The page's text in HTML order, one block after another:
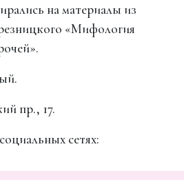
на материалы из
«Мифология
пр., 17.
сетях: